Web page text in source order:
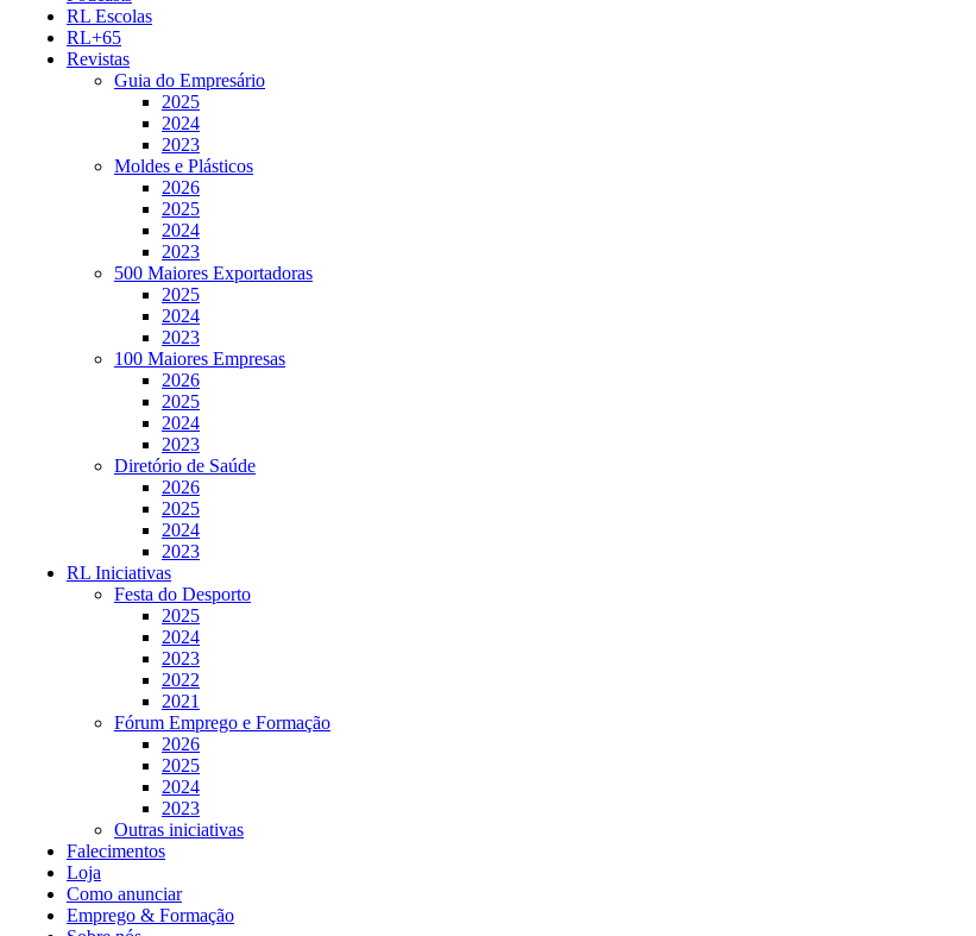
RL Escolas
RL+65
Revistas
Guia do Empresário
2025
2024
2023
Moldes e Plásticos
2026
2025
2024
2023
500 Maiores Exportadoras
2025
2024
2023
100 Maiores Empresas
2026
2025
2024
2023
Diretório de Saúde
2026
2025
2024
2023
RL Iniciativas
Festa do Desporto
2025
2024
2023
2022
2021
Fórum Emprego e Formação
2026
2025
2024
2023
Outras iniciativas
Falecimentos
Loja
Como anunciar
Emprego & Formação